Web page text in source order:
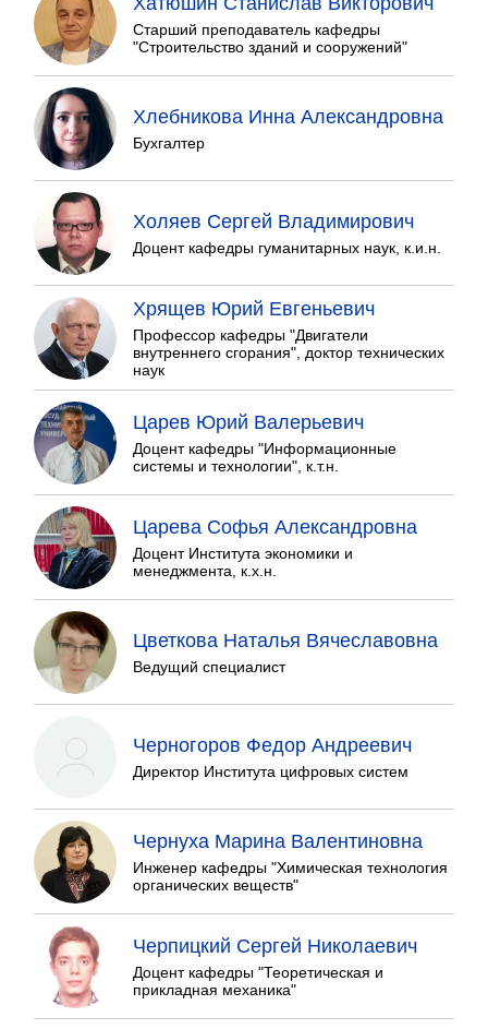
Старший преподаватель кафедры
"Строительство зданий и сооружений"
Хлебникова Инна Александровна
Бухгалтер
Холяев Сергей Владимирович
Доцент кафедры гуманитарных наук, к.и.н.
Хрящев Юрий Евгеньевич
Профессор кафедры "Двигатели
внутреннего сгорания", доктор технических
наук
Царев Юрий Валерьевич
Доцент кафедры "Информационные
системы и технологии", к.т.н.
Царева Софья Александровна
Доцент Института экономики и
менеджмента, к.х.н.
Цветкова Наталья Вячеславовна
Ведущий специалист
Черногоров Федор Андреевич
Директор Института цифровых систем
Чернуха Марина Валентиновна
Инженер кафедры "Химическая технология
органических веществ"
Черпицкий Сергей Николаевич
Доцент кафедры "Теоретическая и
прикладная механика"